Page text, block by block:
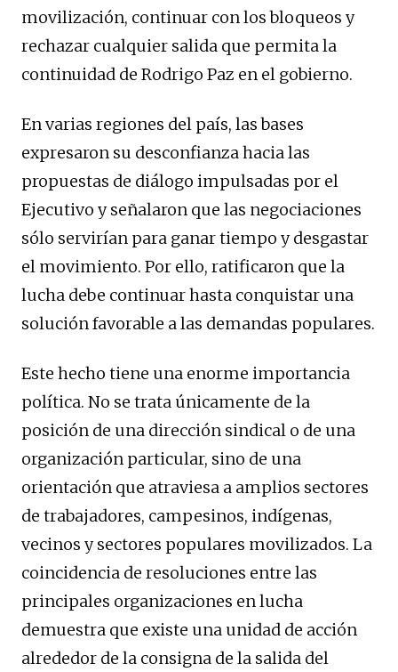
movilización, continuar con los bloqueos y
rechazar cualquier salida que permita la
continuidad de Rodrigo Paz en el gobierno.
En varias regiones del país, las bases
expresaron su desconfianza hacia las
propuestas de diálogo impulsadas por el
Ejecutivo y señalaron que las negociaciones
sólo servirían para ganar tiempo y desgastar
el movimiento. Por ello, ratificaron que la
lucha debe continuar hasta conquistar una
solución favorable a las demandas populares.
Este hecho tiene una enorme importancia
política. No se trata únicamente de la
posición de una dirección sindical o de una
organización particular, sino de una
orientación que atraviesa a amplios sectores
de trabajadores, campesinos, indígenas,
vecinos y sectores populares movilizados. La
coincidencia de resoluciones entre las
principales organizaciones en lucha
demuestra que existe una unidad de acción
alrededor de la consigna de la salida del